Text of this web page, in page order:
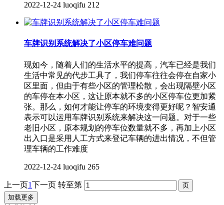
2022-12-24 luoqifu 212
车牌识别系统解决了小区停车难问题
现如今，随着人们的生活水平的提高，汽车已经是我们
生活中常见的代步工具了，我们停车往往会停在自家小
区里面，但由于有些小区的管理松散，会出现隔壁小区
的车停在本小区，这让原本就不多的小区停车位更加紧
张。那么，如何才能让停车的环境变得更好呢？智安通
表示可以运用车牌识别系统来解决这一问题。对于一些
老旧小区，原本规划的停车位数量就不多，再加上小区
出入口是采用人工方式来登记车辆的进出情况，不但管
理车辆的工作难度
2022-12-24 luoqifu 265
上一页1下一页 转至第
加载更多